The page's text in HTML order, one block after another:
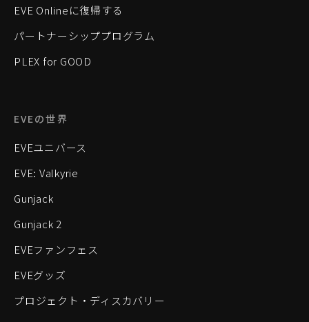
EVE Onlineに復帰する
パートナーシッププログラム
PLEX for GOOD
EVEの世界
EVEユニバース
EVE: Valkyrie
Gunjack
Gunjack 2
EVEファンフェス
EVEグッズ
プロジェクト・ディスカバリー